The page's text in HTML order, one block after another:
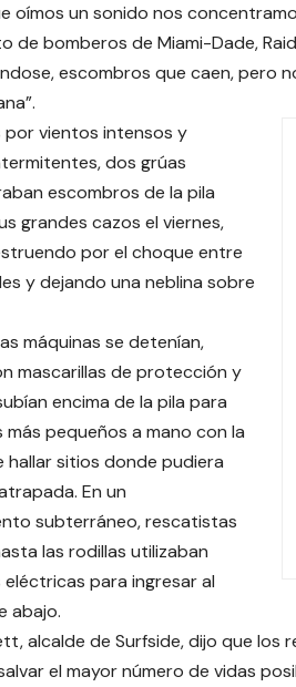
oímos un sonido nos
de bomberos de Miami-Dade,
escombros que caen, pero
por vientos intensos y
dos grúas
escombros de la pila
grandes cazos el viernes,
por el choque entre
y dejando una neblina sobre
máquinas se detenían,
mascarillas de protección y
encima de la pila para
pequeños a mano con la
hallar sitios donde pudiera
En un
subterráneo, rescatistas
las rodillas utilizaban
para ingresar al
abajo.
alcalde de Surfside, dijo que
el mayor número de vidas